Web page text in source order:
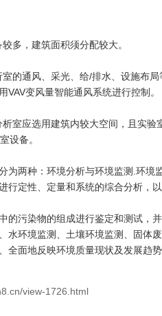
较多，建筑面积须分配较大。
的通风、采光、给/排水、设施布
用VAV变风量智能通风系统进行控
室应选用建筑内较大空间，且实验
室设备。
两种：环境分析与环境监测.环境
行定性、定量和系统的综合分析，
污染物的组成进行鉴定和测试，
水环境监测、土壤环境监测、固体
全面地反映环境质量现状及发展趋
view-1726.html